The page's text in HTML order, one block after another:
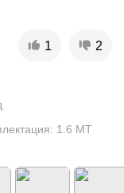
1 2
1.6 MT